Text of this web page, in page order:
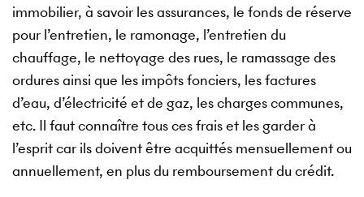
immobilier, à savoir les assurances, le fonds de réserve
pour l’entretien, le ramonage, l’entretien du
chauffage, le nettoyage des rues, le ramassage des
ordures ainsi que les impôts fonciers, les factures
d’eau, d’électricité et de gaz, les charges communes,
etc. Il faut connaître tous ces frais et les garder à
l’esprit car ils doivent être acquittés mensuellement ou
annuellement, en plus du remboursement du crédit.